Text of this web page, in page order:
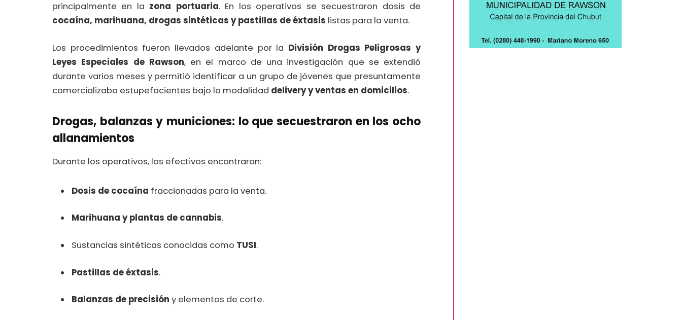
principalmente en la zona portuaria. En los operativos se secuestraron dosis de
cocaína, marihuana, drogas sintéticas y pastillas de éxtasis listas para la venta.
Los procedimientos fueron llevados adelante por la División Drogas Peligrosas y
Leyes Especiales de Rawson, en el marco de una investigación que se extendió
durante varios meses y permitió identificar a un grupo de jóvenes que presuntamente
comercializaba estupefacientes bajo la modalidad delivery y ventas en domicilios.
Drogas, balanzas y municiones: lo que secuestraron en los ocho
allanamientos
Durante los operativos, los efectivos encontraron:
Dosis de cocaína fraccionadas para la venta.
Marihuana y plantas de cannabis.
Sustancias sintéticas conocidas como TUSI.
Pastillas de éxtasis.
Balanzas de precisión y elementos de corte.